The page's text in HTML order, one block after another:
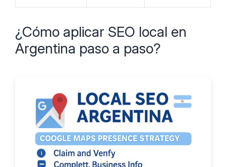
¿Cómo aplicar SEO local en
Argentina paso a paso?